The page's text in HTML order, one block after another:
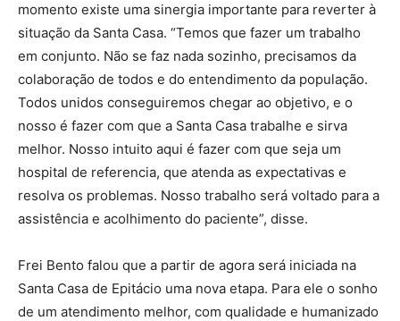
momento existe uma sinergia importante para reverter à
situação da Santa Casa. “Temos que fazer um trabalho
em conjunto. Não se faz nada sozinho, precisamos da
colaboração de todos e do entendimento da população.
Todos unidos conseguiremos chegar ao objetivo, e o
nosso é fazer com que a Santa Casa trabalhe e sirva
melhor. Nosso intuito aqui é fazer com que seja um
hospital de referencia, que atenda as expectativas e
resolva os problemas. Nosso trabalho será voltado para a
assistência e acolhimento do paciente”, disse.
Frei Bento falou que a partir de agora será iniciada na
Santa Casa de Epitácio uma nova etapa. Para ele o sonho
de um atendimento melhor, com qualidade e humanizado